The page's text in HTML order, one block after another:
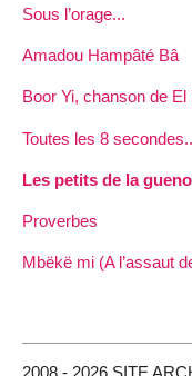
Sous l’orage...
Amadou Hampâté Bâ
Boor Yi, chanson de El
Toutes les 8
Les petits de la
Proverbes
Mbëkë mi (A l’assaut